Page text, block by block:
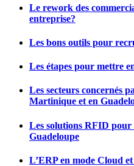
Le rework des
entreprise?
Les bons outils pour
Les étapes pour mettre
Les secteurs concernés
Martinique et en
Les solutions RFID
Guadeloupe
L’ERP en mode Cloud